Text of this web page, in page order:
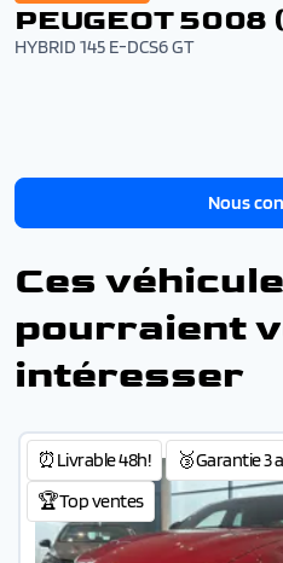
PEUGEOT 5008
HYBRID 145 E-DCS6 GT
Nous
Ces
pourraient
intéresser
⏰Livrable 48h!
🥉Garantie 3
🏆Top ventes